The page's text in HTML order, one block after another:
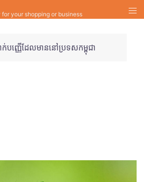
your shopping or business
ក់បញ្ញើដែលមាននៅប្រទសកម្ពុជា